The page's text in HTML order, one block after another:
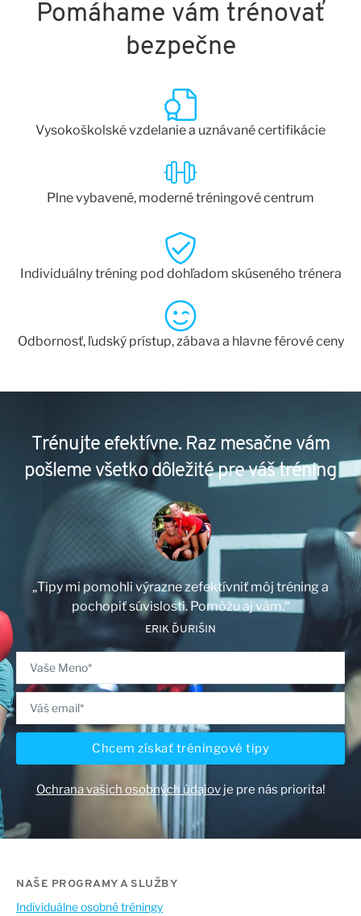
Pomáhame vám trénovať
bezpečne
Vysokoškolské vzdelanie a uznávané certifikácie
Plne vybavené, moderné tréningové centrum
Individuálny tréning pod dohľadom skúseného trénera
Odbornosť, ľudský prístup, zábava a hlavne férové ceny
Trénujte efektívne. Raz mesačne vám
pošleme všetko dôležité pre váš tréning
„Tipy mi pomohli výrazne zefektívniť môj tréning a
pochopiť súvislosti. Pomôžu aj vám.“
ERIK ĎURIŠIN
Chcem získať tréningové tipy
Ochrana vašich osobných údajovje pre nás priorita!
NAŠE PROGRAMY A SLUŽBY
Individuálne osobné tréningy